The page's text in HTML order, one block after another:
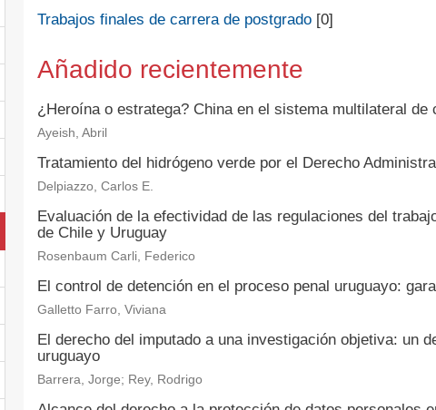
Trabajos finales de carrera de postgrado[0]
Añadido recientemente
¿Heroína o estratega? China en el sistema multilateral
Ayeish, Abril
Tratamiento del hidrógeno verde por el Derecho
Delpiazzo, Carlos E.
Evaluación de la efectividad de las regulaciones del
de Chile y Uruguay
Rosenbaum Carli, Federico
El control de detención en el proceso penal uruguayo:
Galletto Farro, Viviana
El derecho del imputado a una investigación objetiva: un
uruguayo
Barrera, Jorge; Rey, Rodrigo